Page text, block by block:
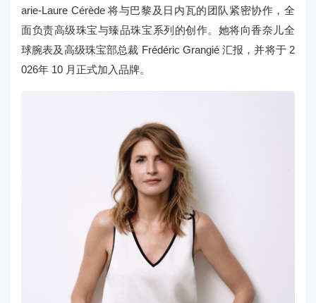
arie-Laure Cérède 将与巴黎及日内瓦的团队紧密协作，全
面负责高级珠宝与臻品珠宝系列的创作。她将向香奈儿全
球腕表及高级珠宝部总裁 Frédéric Grangié 汇报，并将于 2
026年 10 月正式加入品牌。